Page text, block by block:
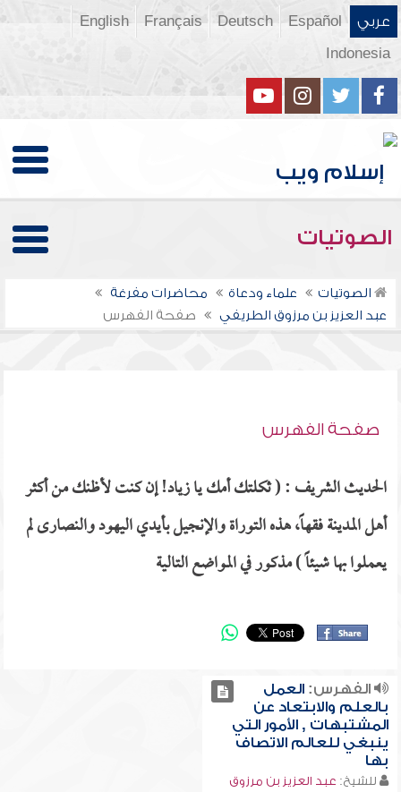
عربي Español
Deutsch
Français
English
Indonesia
الصوتيات
الصوتيات علماء ودعاة
محاضرات مفرغة
عبد العزيز بن مرزوق الطريفي
صفحة الفهرس
صفحة الفهرس
الحديث الشريف : ( ثكلتك أمك يا زياد! إن كنت لأظنك من أكثر
أهل المدينة فقهاً، هذه التوراة والإنجيل بأيدي اليهود والنصارى لم
يعملوا بها شيئاً ) مذكور في المواضع التالية
الفهرس:العمل
بالعلم والابتعاد عن
المشتبهات , الأمور التي
ينبغي للعالم الاتصاف
بها
للشيخ: عبد العزيز بن مرزوق